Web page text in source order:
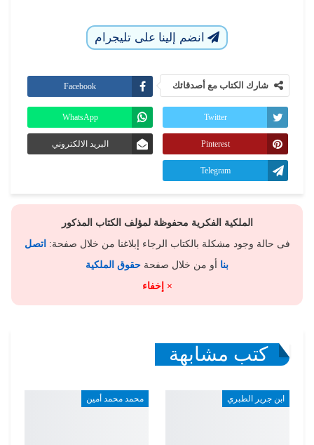
انضم إلينا على تليجرام
شارك الكتاب مع أصدقائك Facebook
Twitter
WhatsApp
Pinterest البريد الالكتروني
Telegram
الملكية الفكرية محفوظة لمؤلف الكتاب المذكور
فى حالة وجود مشكلة بالكتاب الرجاء إبلاغنا من خلال صفحة: اتصل
بنا أو من خلال صفحة حقوق الملكية
× إخفاء
كتب مشابهة
ابن جرير الطبري محمد محمد أمين